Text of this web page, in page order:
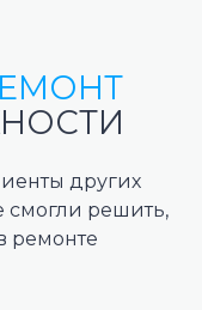
других
смогли решить,
ремонте